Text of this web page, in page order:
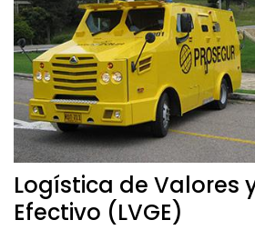
Logística de Valores
Efectivo (LVGE)